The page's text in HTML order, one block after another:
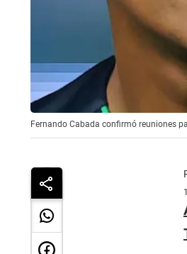
Fernando Cabada confirmó reuniones